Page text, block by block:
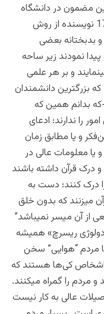
مضمون در دانشگاه
ایالتی کلیفورنیا تدریس کردم، در صفحه 174 نویسنده از روش
و بدبختانه بعضی
نمودند زیر ساحه
و بر هر علمی
بزرگترین دانشمندان
بدانم همین که
را ندارند؛ ادعای
و یا مطابق زمان
و یا معلومات عالی در
درک قرآن داشته باشند
درک کنند؛ دست به
میزنند که بدون خلق
از آن میسر نمیباشد”
ریسرچ» همیشه
مردم “هوایی” سخن
اشخاص کی‌ها هستند که
مردم را گمراه میکنند.
عالی به کار نیست